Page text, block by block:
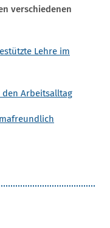
verschiedenen
Lehre im
Arbeitsalltag